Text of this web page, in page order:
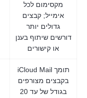
מקסימום לכל
אימייל; קבצים
גדולים יותר
דורשים שיתוף בענן
או קישורים
iCloud Mail תומך
בקבצים מצורפים
בגודל של עד 20